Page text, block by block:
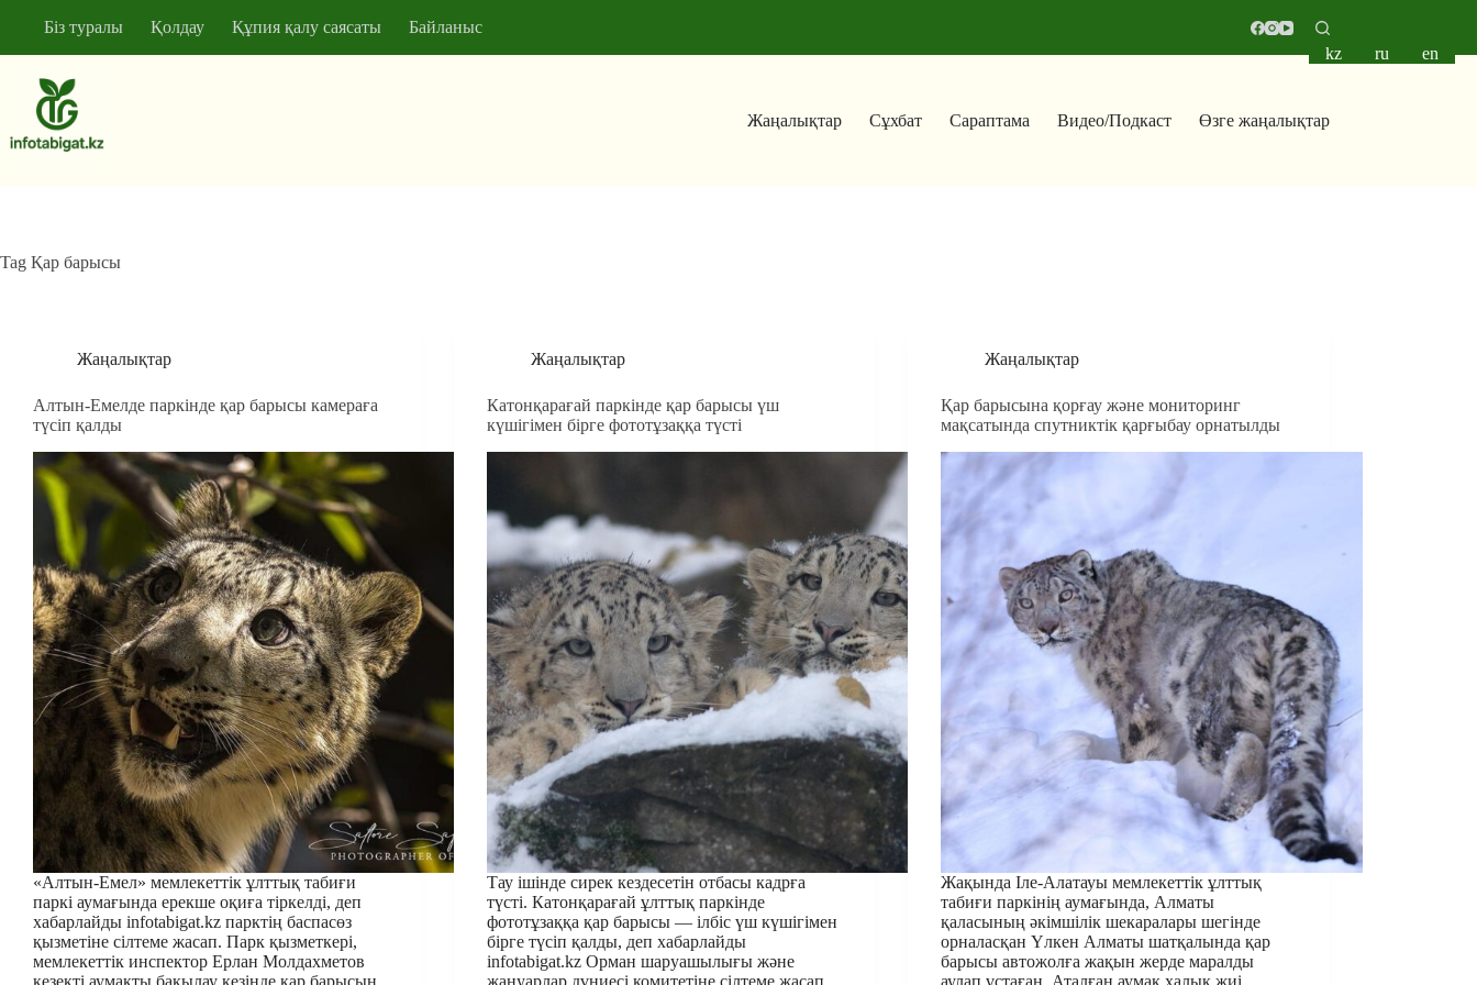
results
Біз туралы Қолдау Құпия қалу саясаты Байланыс
Жаңалықтар Сұхбат Сараптама Видео/Подкаст Өзге жаңалықтар
kz ru en
Tag Қар барысы
Жаңалықтар
Алтын-Емелде паркінде қар барысы камераға
түсіп қалды
«Алтын-Емел» мемлекеттік ұлттық табиғи
паркі аумағында ерекше оқиға тіркелді, деп
хабарлайды infotabigat.kz парктің баспасөз
қызметіне сілтеме жасап. Парк қызметкері,
мемлекеттік инспектор Ерлан Молдахметов
кезекті аумақты бақылау кезінде қар барысын
Жаңалықтар
Катонқарағай паркінде қар барысы үш
күшігімен бірге фототұзаққа түсті
Тау ішінде сирек кездесетін отбасы кадрға
түсті. Катонқарағай ұлттық паркінде
фототұзаққа қар барысы — ілбіс үш күшігімен
бірге түсіп қалды, деп хабарлайды
infotabigat.kz Орман шаруашылығы және
жануарлар дүниесі комитетіне сілтеме жасап.
Жаңалықтар
Қар барысына қорғау және мониторинг
мақсатында спутниктік қарғыбау орнатылды
Жақында Іле-Алатауы мемлекеттік ұлттық
табиғи паркінің аумағында, Алматы
қаласының әкімшілік шекаралары шегінде
орналасқан Үлкен Алматы шатқалында қар
барысы автожолға жақын жерде маралды
аулап ұстаған. Аталған аумақ халық жиі